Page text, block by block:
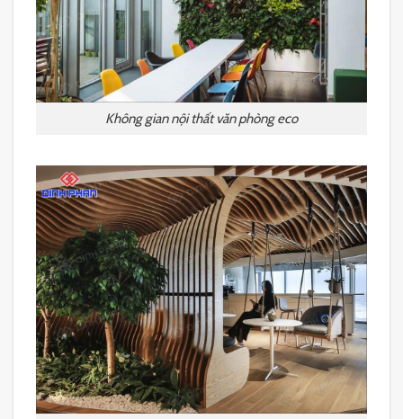
Không gian nội thất văn phòng eco